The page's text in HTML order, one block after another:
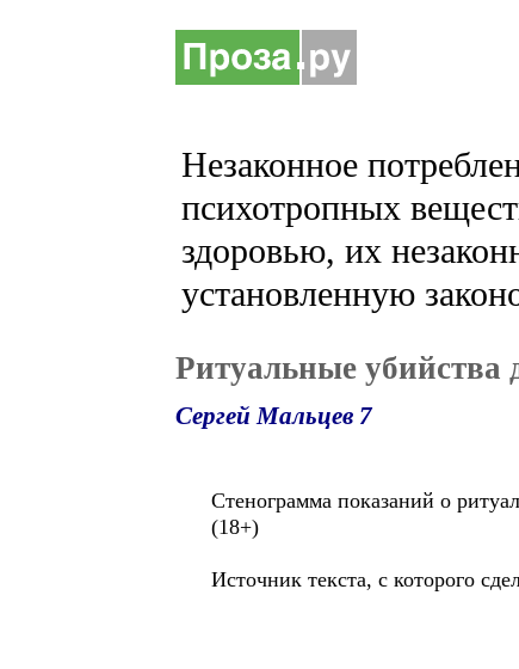
Незаконное
психотропных
здоровью, их
установленную
Ритуальные убийства
Сергей Мальцев 7
Стенограмма показаний о
(18+)
Источник текста, с которого